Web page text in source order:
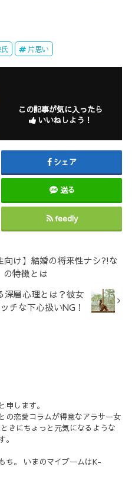
片思い
この記事が気に入ったら
いいねしよう！
シェア
送る
feedly
向け】結婚の将来性ナシ?!な
の特徴とは
深層心理とは？彼女
チな下心扱いNG！
申します。
の恋愛コラムが得意なアラサー女
きにちょっと元気になるような
ち。 いまのマイブームはK-